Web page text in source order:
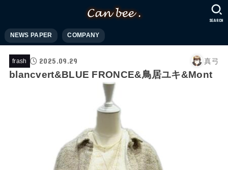
NEWS PAPER COMPANY
SEARCH
frash 2025.09.29 真弓
blancvert&BLUE FRONCE&鳥居ユキ&Mont